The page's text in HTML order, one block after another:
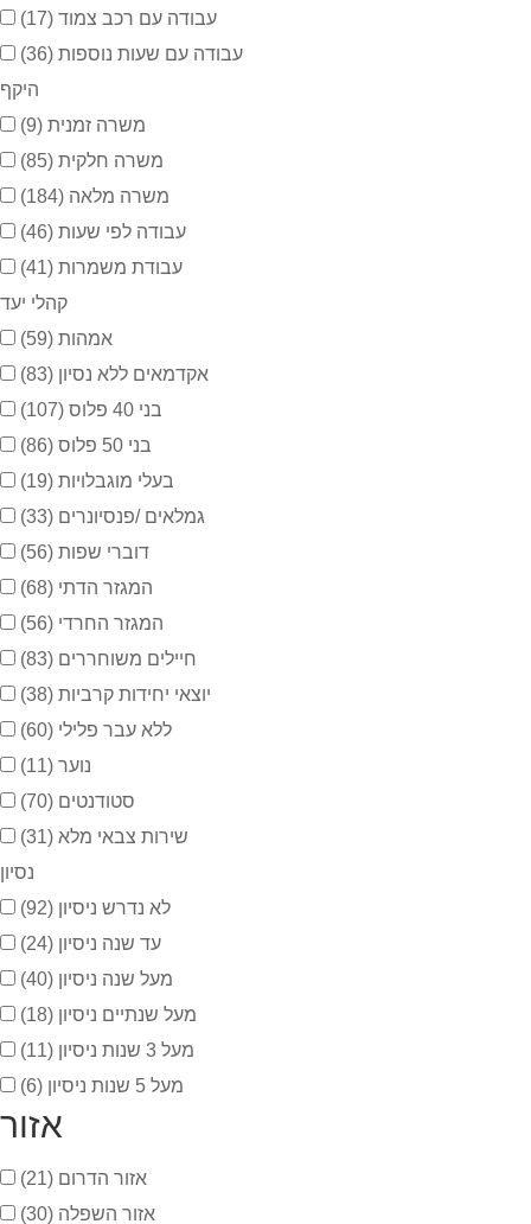
עבודה עם רכב צמוד (17)
עבודה עם שעות נוספות (36)
היקף
משרה זמנית (9)
משרה חלקית (85)
משרה מלאה (184)
עבודה לפי שעות (46)
עבודת משמרות (41)
קהלי יעד
אמהות (59)
אקדמאים ללא נסיון (83)
בני 40 פלוס
(107)
בני 50 פלוס
(86)
בעלי מוגבלויות (19)
גמלאים /פנסיונרים (33)
דוברי שפות (56)
המגזר הדתי (68)
המגזר החרדי (56)
חיילים משוחררים (83)
יוצאי יחידות קרביות (38)
ללא עבר פלילי (60)
נוער (11)
סטודנטים (70)
שירות צבאי מלא (31)
נסיון
לא נדרש ניסיון (92)
עד שנה ניסיון (24)
מעל שנה ניסיון (40)
מעל שנתיים ניסיון (18)
מעל 3 שנות ניסיון
(11)
מעל 5 שנות ניסיון
(6)
אזור
אזור הדרום (21)
אזור השפלה (30)